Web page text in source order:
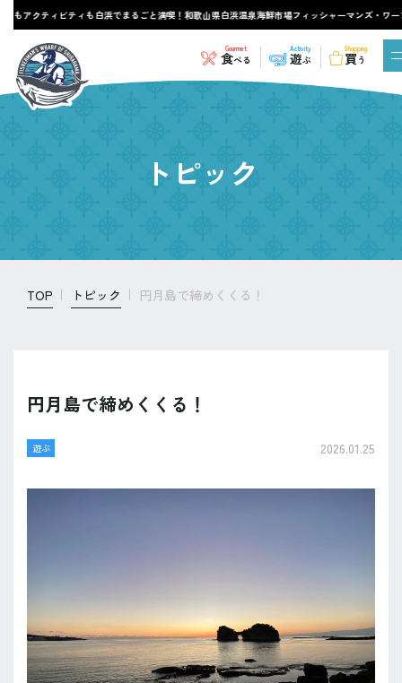
もアクティビティも白浜でまるごと満喫！和歌山県白浜温泉海鮮市場フィッシャーマンズ・ワーフ
Gourmet
食べる
Activity
遊ぶ
Shopping
買 う
トピック
TOP トピック 円月島で締めくくる！
円月島で締めくくる！
遊ぶ 2026.01.25